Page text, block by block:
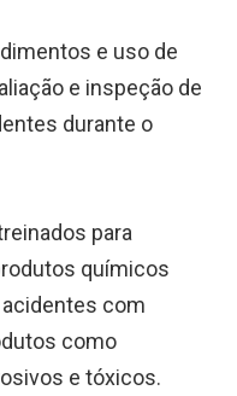
e uso de
e inspeção de
durante o
para
químicos
com
como
e tóxicos.